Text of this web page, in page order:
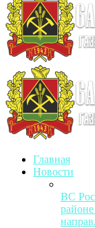
Главная
Новости
ВС